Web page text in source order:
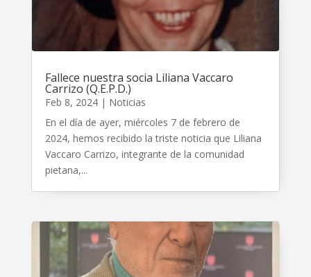
Fallece nuestra socia Liliana Vaccaro
Carrizo (Q.E.P.D.)
Feb 8, 2024| Noticias
En el día de ayer, miércoles 7 de febrero de
2024, hemos recibido la triste noticia que Liliana
Vaccaro Carrizo, integrante de la comunidad
pietana,...